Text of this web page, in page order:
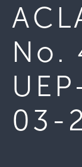
No.
03-